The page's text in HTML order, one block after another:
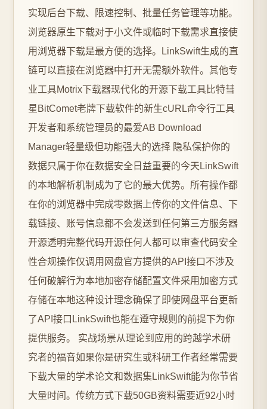
实现后台下载、限速控制、批量任务管理等功能。
浏览器原生下载对于小文件或临时下载需求直接使
用浏览器下载是最方便的选择。LinkSwift生成的直
链可以直接在浏览器中打开无需额外软件。其他专
业工具Motrix下载器现代化的开源下载工具比特彗
星BitComet老牌下载软件的新生cURL命令行工具
开发者和系统管理员的最爱AB Download
Manager轻量级但功能强大的选择 隐私保护你的
数据只属于你在数据安全日益重要的今天LinkSwift
的本地解析机制成为了它的最大优势。所有操作都
在你的浏览器中完成零数据上传你的文件信息、下
载链接、账号信息都不会发送到任何第三方服务器
开源透明完整代码开源任何人都可以审查代码安全
性合规操作仅调用网盘官方提供的API接口不涉及
任何破解行为本地加密存储配置文件采用加密方式
存储在本地这种设计理念确保了即使网盘平台更新
了API接口LinkSwift也能在遵守规则的前提下为你
提供服务。 实战场景从理论到应用的跨越学术研
究者的福音如果你是研究生或科研工作者经常需要
下载大量的学术论文和数据集LinkSwift能为你节省
大量时间。传统方式下载50GB资料需要近92小时